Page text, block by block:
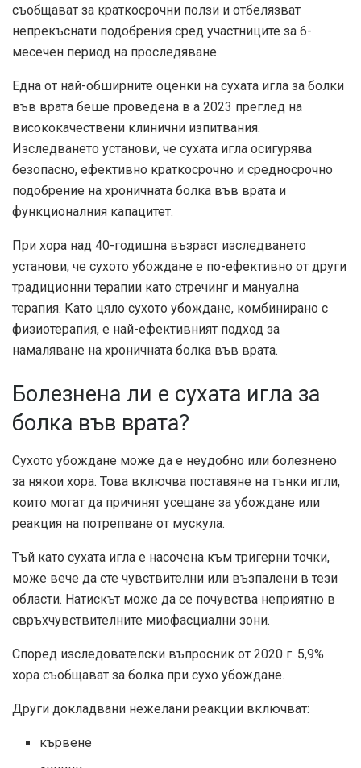
съобщават за краткосрочни ползи и отбелязват
непрекъснати подобрения сред участниците за 6-
месечен период на проследяване.
Една от най-обширните оценки на сухата игла за болки
във врата беше проведена в a 2023 преглед на
висококачествени клинични изпитвания.
Изследването установи, че сухата игла осигурява
безопасно, ефективно краткосрочно и средносрочно
подобрение на хроничната болка във врата и
функционалния капацитет.
При хора над 40-годишна възраст изследването
установи, че сухото убождане е по-ефективно от други
традиционни терапии като стречинг и мануална
терапия. Като цяло сухото убождане, комбинирано с
физиотерапия, е най-ефективният подход за
намаляване на хроничната болка във врата.
Болезнена ли е сухата игла за
болка във врата?
Сухото убождане може да е неудобно или болезнено
за някои хора. Това включва поставяне на тънки игли,
които могат да причинят усещане за убождане или
реакция на потрепване от мускула.
Тъй като сухата игла е насочена към тригерни точки,
може вече да сте чувствителни или възпалени в тези
области. Натискът може да се почувства неприятно в
свръхчувствителните миофасциални зони.
Според изследователски въпросник от 2020 г. 5,9%
хора съобщават за болка при сухо убождане.
Други докладвани нежелани реакции включват:
кървене